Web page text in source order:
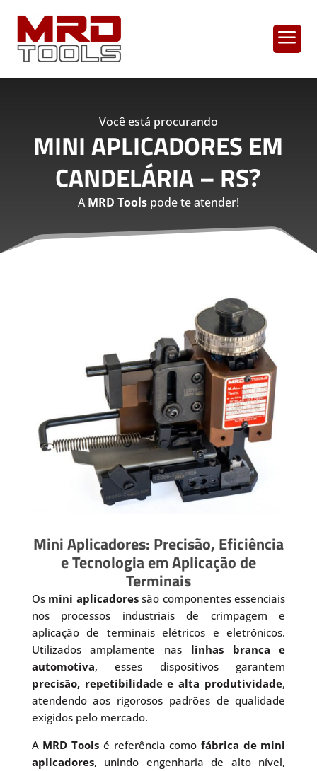
a
Você está procurando
MINI APLICADORES EM
CANDELÁRIA – RS?
AMRD Toolspode te atender!
Mini Aplicadores: Precisão, Eficiência
e Tecnologia em Aplicação de
Terminais
Os mini aplicadoressão componentes essenciais
nos processos industriais de crimpagem e
aplicação de terminais elétricos e eletrônicos.
Utilizados amplamente nas linhas branca e
automotiva, esses dispositivos garantem
precisão, repetibilidade e alta produtividade,
atendendo aos rigorosos padrões de qualidade
exigidos pelo mercado.
A MRD Tools é referência como fábrica de mini
aplicadores, unindo engenharia de alto nível,